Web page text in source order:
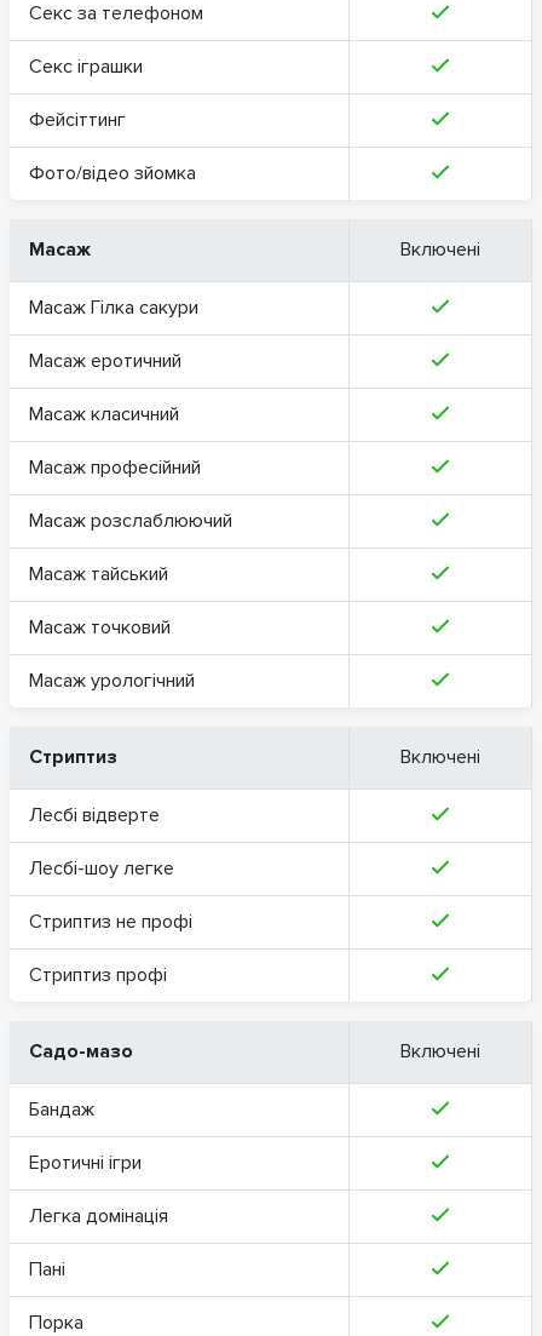
Секс за телефоном
Секс іграшки
Фейсіттинг
Фото/відео зйомка
Масаж Включені
Масаж Гілка сакури
Масаж еротичний
Масаж класичний
Масаж професійний
Масаж розслаблюючий
Масаж тайський
Масаж точковий
Масаж урологічний
Стриптиз Включені
Лесбі відверте
Лесбі-шоу легке
Стриптиз не профі
Стриптиз профі
Садо-мазо Включені
Бандаж
Еротичні ігри
Легка домінація
Пані
Порка